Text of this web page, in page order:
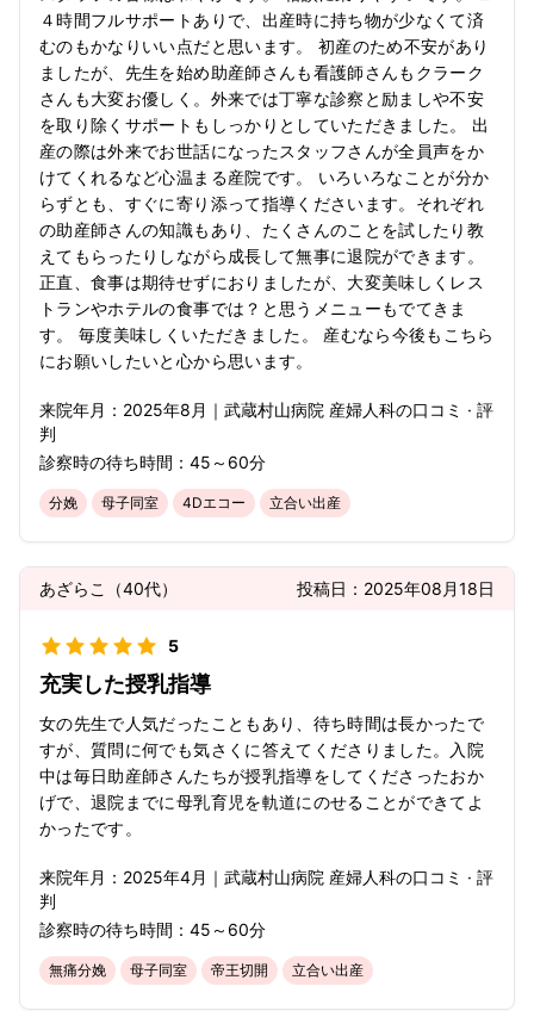
４時間フルサポートありで、出産時に持ち物が少なくて済
むのもかなりいい点だと思います。 初産のため不安があり
ましたが、先生を始め助産師さんも看護師さんもクラーク
さんも大変お優しく。外来では丁寧な診察と励ましや不安
を取り除くサポートもしっかりとしていただきました。 出
産の際は外来でお世話になったスタッフさんが全員声をか
けてくれるなど心温まる産院です。 いろいろなことが分か
らずとも、すぐに寄り添って指導くださいます。それぞれ
の助産師さんの知識もあり、たくさんのことを試したり教
えてもらったりしながら成長して無事に退院ができます。
正直、食事は期待せずにおりましたが、大変美味しくレス
トランやホテルの食事では？と思うメニューもでてきま
す。 毎度美味しくいただきました。 産むなら今後もこちら
にお願いしたいと心から思います。
来院年月： 2025年8月 ｜ 武蔵村山病院 産婦人科の口コミ · 評
判
診察時の待ち時間： 45～60分
分娩 母子同室 4Dエコー 立合い出産
あざらこ （40代） 投稿日： 2025年08月18日
5
充実した授乳指導
女の先生で人気だったこともあり、待ち時間は長かったで
すが、質問に何でも気さくに答えてくださりました。入院
中は毎日助産師さんたちが授乳指導をしてくださったおか
げで、退院までに母乳育児を軌道にのせることができてよ
かったです。
来院年月： 2025年4月 ｜ 武蔵村山病院 産婦人科の口コミ · 評
判
診察時の待ち時間： 45～60分
無痛分娩 母子同室 帝王切開 立合い出産